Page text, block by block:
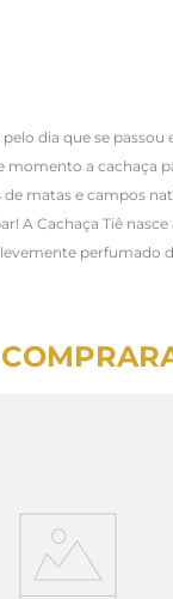
dia que se
a cachaça
matas e campos
A Cachaça Tiê
perfumado